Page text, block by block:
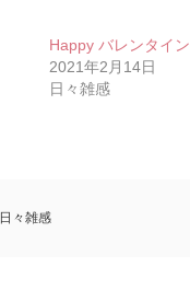
Happy バレンタイン
2021年2月14日
日々雑感
日々雑感